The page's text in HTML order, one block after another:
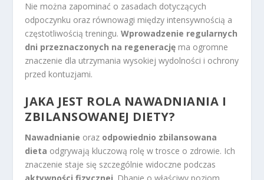
Nie można zapominać o zasadach dotyczących
odpoczynku oraz równowagi między intensywnością a
częstotliwością treningu.Wprowadzenie regularnych
dni przeznaczonych na regenerację ma ogromne
znaczenie dla utrzymania wysokiej wydolności i ochrony
przed kontuzjami.
JAKA JEST ROLA NAWADNIANIA I
ZBILANSOWANEJ DIETY?
Nawadnianie oraz odpowiednio zbilansowana
dieta odgrywają kluczową rolę w trosce o zdrowie. Ich
znaczenie staje się szczególnie widoczne podczas